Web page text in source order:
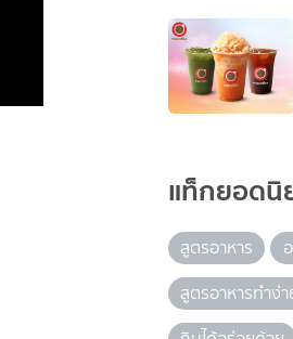
แท็กยอดนิ
สูตรอาหาร
สูตรอาหารทำง่า